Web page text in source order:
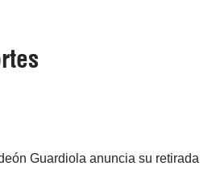
Guardiola anuncia su retirada